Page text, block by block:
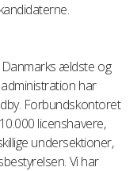
ældste og
har
Forbundskontoret
licenshavere,
undersektioner,
Vi har